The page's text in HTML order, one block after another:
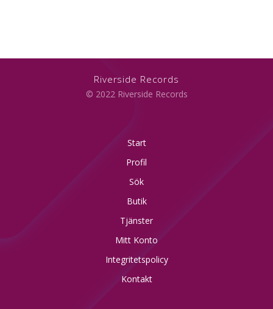
Riverside Records
© 2022 Riverside Records
Start
Profil
Sök
Butik
Tjänster
Mitt Konto
Integritetspolicy
Kontakt